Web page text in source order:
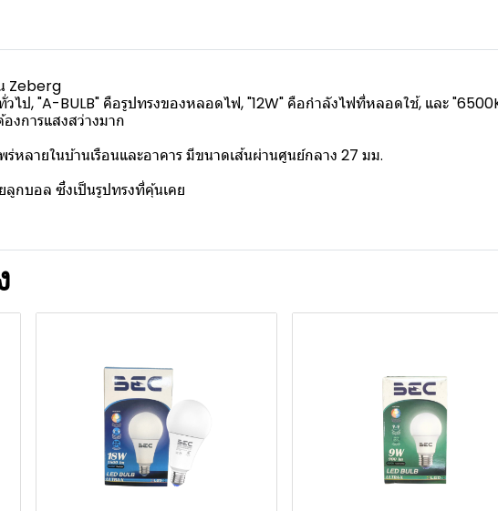
Zeberg
ไป, "A-BULB" คือรูปทรงของหลอดไฟ, "12W" คือกำลังไฟที่หลอดใช้, และ
งการแสงสว่างมาก
หลายในบ้านเรือนและอาคาร มีขนาดเส้นผ่านศูนย์กลาง 27 มม.
กบอล ซึ่งเป็นรูปทรงที่คุ้นเคย